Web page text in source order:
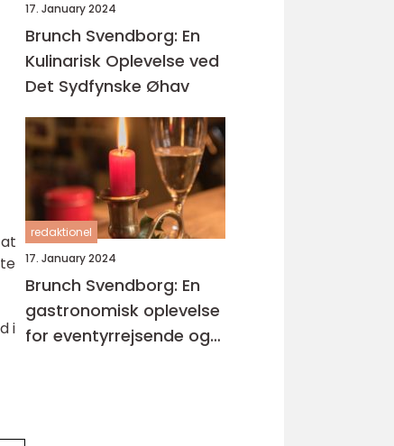
i
17. January 2024
Brunch Svendborg: En
Kulinarisk Oplevelse ved
Det Sydfynske Øhav
redaktionel
17. January 2024
Brunch Svendborg: En
gastronomisk oplevelse
for eventyrrejsende og